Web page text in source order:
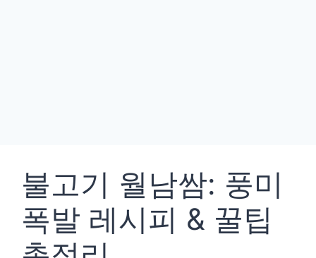
불고기 월남쌈: 풍미
폭발 레시피 & 꿀팁